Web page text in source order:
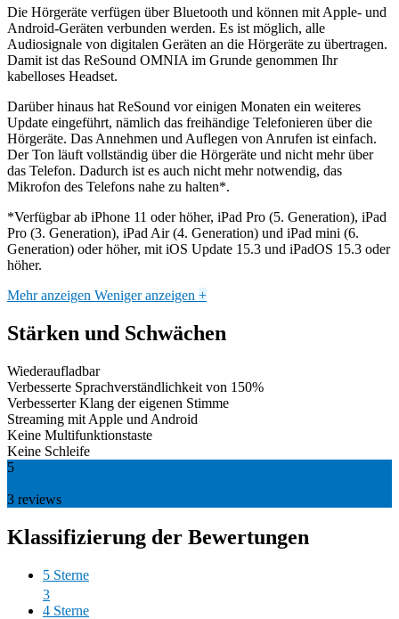
Die Hörgeräte verfügen über Bluetooth und können mit Apple- und
Android-Geräten verbunden werden. Es ist möglich, alle
Audiosignale von digitalen Geräten an die Hörgeräte zu übertragen.
Damit ist das ReSound OMNIA im Grunde genommen Ihr
kabelloses Headset.
Darüber hinaus hat ReSound vor einigen Monaten ein weiteres
Update eingeführt, nämlich das freihändige Telefonieren über die
Hörgeräte. Das Annehmen und Auflegen von Anrufen ist einfach.
Der Ton läuft vollständig über die Hörgeräte und nicht mehr über
das Telefon. Dadurch ist es auch nicht mehr notwendig, das
Mikrofon des Telefons nahe zu halten*.
*Verfügbar ab iPhone 11 oder höher, iPad Pro (5. Generation), iPad
Pro (3. Generation), iPad Air (4. Generation) und iPad mini (6.
Generation) oder höher, mit iOS Update 15.3 und iPadOS 15.3 oder
höher.
Mehr anzeigen Weniger anzeigen +
Stärken und Schwächen
Wiederaufladbar
Verbesserte Sprachverständlichkeit von 150%
Verbesserter Klang der eigenen Stimme
Streaming mit Apple und Android
Keine Multifunktionstaste
Keine Schleife
5
3 reviews
Klassifizierung der Bewertungen
5 Sterne
3
4 Sterne